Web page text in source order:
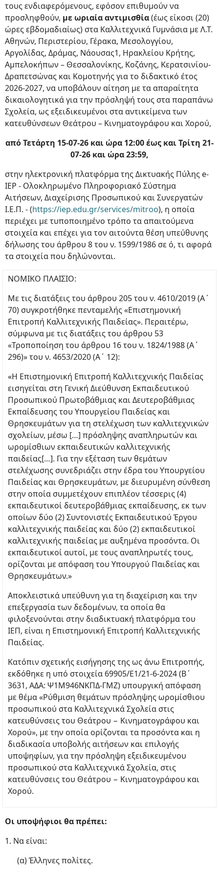
τους ενδιαφερόμενους, εφόσον επιθυμούν να
προσληφθούν, με ωριαία αντιμισθία(έως είκοσι (20)
ώρες εβδομαδιαίως) στα Καλλιτεχνικά Γυμνάσια με Λ.Τ.
Αθηνών, Περιστερίου, Γέρακα, Μεσολογγίου,
Αργολίδας, Δράμας, Νάουσας1, Ηρακλείου Κρήτης,
Αμπελοκήπων – Θεσσαλονίκης, Κοζάνης, Κερατσινίου-
Δραπετσώνας και Κομοτηνής για το διδακτικό έτος
2026-2027, να υποβάλουν αίτηση με τα απαραίτητα
δικαιολογητικά για την πρόσληψή τους στα παραπάνω
Σχολεία, ως εξειδικευμένοι στα αντικείμενα των
κατευθύνσεων Θεάτρου – Κινηματογράφου και Χορού,
από Τετάρτη 15-07-26 και ώρα 12:00 έως και Τρίτη 21-
07-26 και ώρα 23:59,
στην ηλεκτρονική πλατφόρμα της Δικτυακής Πύλης e-
IEP - Ολοκληρωμένο Πληροφοριακό Σύστημα
Αιτήσεων, Διαχείρισης Προσωπικού και Συνεργατών
Ι.Ε.Π. - (https://iep.edu.gr/services/mitroo), η οποία
περιέχει με τυποποιημένο τρόπο τα απαιτούμενα
στοιχεία και επέχει για τον αιτούντα θέση υπεύθυνης
δήλωσης του άρθρου 8 του ν. 1599/1986 σε ό, τι αφορά
τα στοιχεία που δηλώνονται.
ΝΟΜΙΚΟ ΠΛΑΙΣΙΟ:
Με τις διατάξεις του άρθρου 205 του ν. 4610/2019 (Α΄
70) συγκροτήθηκε πενταμελής «Επιστημονική
Επιτροπή Καλλιτεχνικής Παιδείας». Περαιτέρω,
σύμφωνα με τις διατάξεις του άρθρου 53
«Τροποποίηση του άρθρου 16 του ν. 1824/1988 (Α΄
296)» του ν. 4653/2020 (Α΄ 12):
«Η Επιστημονική Επιτροπή Καλλιτεχνικής Παιδείας
εισηγείται στη Γενική Διεύθυνση Εκπαιδευτικού
Προσωπικού Πρωτοβάθμιας και Δευτεροβάθμιας
Εκπαίδευσης του Υπουργείου Παιδείας και
Θρησκευμάτων για τη στελέχωση των καλλιτεχνικών
σχολείων, μέσω […] πρόσληψης αναπληρωτών και
ωρομίσθιων εκπαιδευτικών καλλιτεχνικής
παιδείας[…]. Για την εξέταση των θεμάτων
στελέχωσης συνεδριάζει στην έδρα του Υπουργείου
Παιδείας και Θρησκευμάτων, με διευρυμένη σύνθεση
στην οποία συμμετέχουν επιπλέον τέσσερις (4)
εκπαιδευτικοί δευτεροβάθμιας εκπαίδευσης, εκ των
οποίων δύο (2) Συντονιστές Εκπαιδευτικού Έργου
καλλιτεχνικής παιδείας και δύο (2) εκπαιδευτικοί
καλλιτεχνικής παιδείας με αυξημένα προσόντα. Οι
εκπαιδευτικοί αυτοί, με τους αναπληρωτές τους,
ορίζονται με απόφαση του Υπουργού Παιδείας και
Θρησκευμάτων.»
Αποκλειστικά υπεύθυνη για τη διαχείριση και την
επεξεργασία των δεδομένων, τα οποία θα
φιλοξενούνται στην διαδικτυακή πλατφόρμα του
ΙΕΠ, είναι η Επιστημονική Επιτροπή Καλλιτεχνικής
Παιδείας.
Κατόπιν σχετικής εισήγησης της ως άνω Επιτροπής,
εκδόθηκε η υπό στοιχεία 69905/E1/21-6-2024 (Β΄
3631, ΑΔΑ: Ψ1Μ946ΝΚΠΔ-ΓΜΖ) υπουργική απόφαση
με θέμα «Ρύθμιση θεμάτων πρόσληψης ωρομίσθιου
προσωπικού στα Καλλιτεχνικά Σχολεία στις
κατευθύνσεις του Θεάτρου − Κινηματογράφου και
Χορού», με την οποία ορίζονται τα προσόντα και η
διαδικασία υποβολής αιτήσεων και επιλογής
υποψηφίων, για την πρόσληψη εξειδικευμένου
προσωπικού στα Καλλιτεχνικά Σχολεία, στις
κατευθύνσεις του Θεάτρου − Κινηματογράφου και
Χορού.
Οι υποψήφιοι θα πρέπει:
1. Να είναι:
(α) Έλληνες πολίτες.